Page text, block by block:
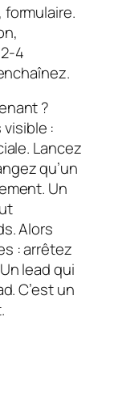
formulaire.
4
?
:
. Lancez
qu’un
Un
Alors
: arrêtez
lead qui
C’est un